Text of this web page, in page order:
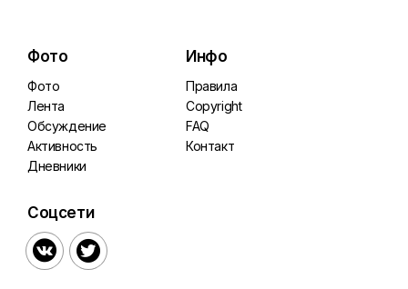
Фото
Фото
Лента
Обсуждение
Активность
Дневники
Инфо
Правила
Copyright
FAQ
Контакт
Соцсети
 